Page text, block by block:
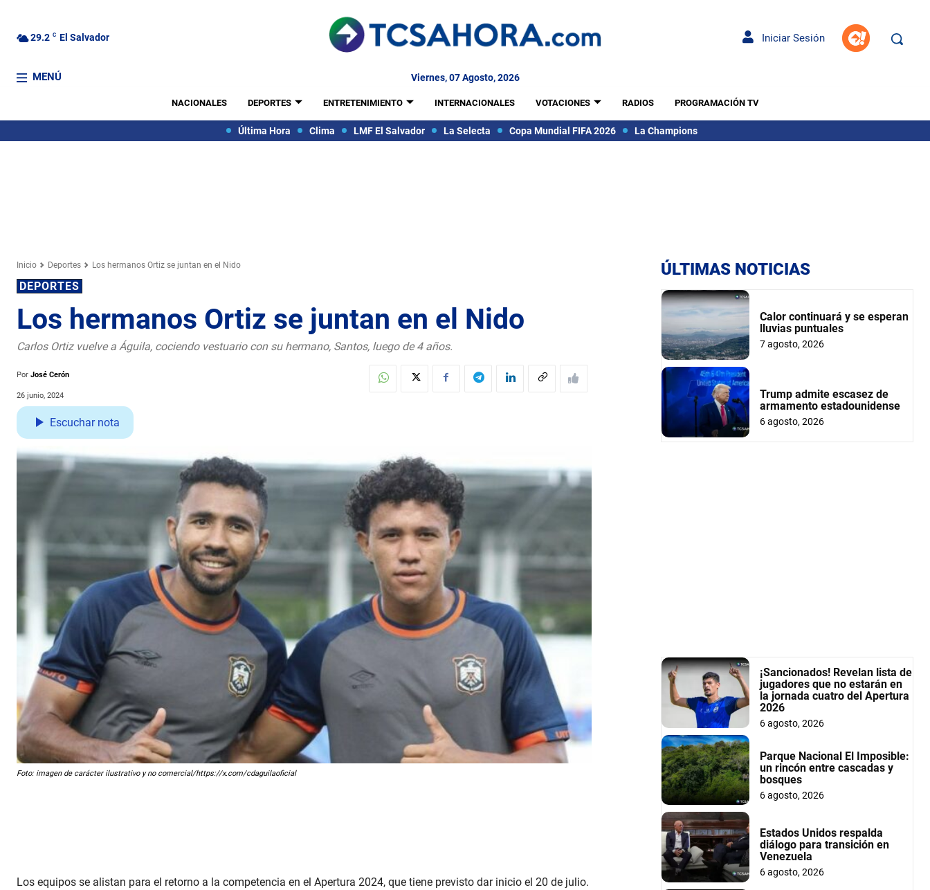
29.2 C El Salvador Iniciar Sesión
MENÚ Viernes, 07 Agosto, 2026
NACIONALES DEPORTES ENTRETENIMIENTO INTERNACIONALES VOTACIONES RADIOS PROGRAMACIÓN TV
Última Hora Clima LMF El Salvador La Selecta Copa Mundial FIFA 2026 La Champions
Inicio Deportes Los hermanos Ortiz se juntan en el Nido
DEPORTES
Los hermanos Ortiz se juntan en el Nido
Carlos Ortiz vuelve a Águila, cociendo vestuario con su hermano, Santos, luego de 4 años.
Por José Cerón
26 junio, 2024
Escuchar nota
Foto: imagen de carácter ilustrativo y no comercial/https://x.com/cdaguilaoficial
Los equipos se alistan para el retorno a la competencia en el Apertura 2024, que tiene previsto dar inicio el 20 de julio.
ÚLTIMAS NOTICIAS
Calor continuará y se esperan
lluvias puntuales
7 agosto, 2026
Trump admite escasez de
armamento estadounidense
6 agosto, 2026
¡Sancionados! Revelan lista de
jugadores que no estarán en
la jornada cuatro del Apertura
2026
6 agosto, 2026
Parque Nacional El Imposible:
un rincón entre cascadas y
bosques
6 agosto, 2026
Estados Unidos respalda
diálogo para transición en
Venezuela
6 agosto, 2026